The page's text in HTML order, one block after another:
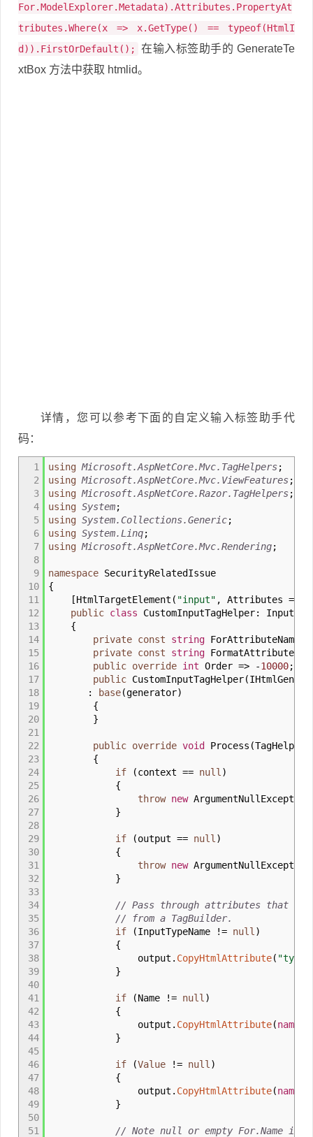
For.ModelExplorer.Metadata).Attributes.PropertyAt
tributes.Where(x => x.GetType() == typeof(HtmlI
d)).FirstOrDefault();
在输入标签助手的 GenerateTe
xtBox 方法中获取 htmlid。
详情，您可以参考下面的自定义输入标签助手代
码：
1
2
3
4
5
6
7
8
9
10
11
12
13
14
15
16
17
18
19
20
21
22
23
24
25
26
27
28
29
30
31
32
33
34
35
36
37
38
39
40
41
42
43
44
45
46
47
48
49
50
51
using Microsoft.AspNetCore.Mvc.TagHelpers;
using Microsoft.AspNetCore.Mvc.ViewFeatures;
using Microsoft.AspNetCore.Razor.TagHelpers;
using System;
using System.Collections.Generic;
using System.Linq;
using Microsoft.AspNetCore.Mvc.Rendering;
namespace SecurityRelatedIssue
{
[HtmlTargetElement ( "input" , Attributes =
public class CustomInputTagHelper:
{
private const string ForAttributeName
private const string
public override int Order => -10000;
public CustomInputTagHelper(
:
base(generator)
{
}
public override void Process (
{
if
(context == null )
{
throw newArgumentNullException
}
if (output == null )
{
throw newArgumentNullException
}
// Pass through attributes that are
// from a TagBuilder.
if
(InputTypeName != null )
{
output . CopyHtmlAttribute( "type"
}
if (Name != null )
{
output . CopyHtmlAttribute(nameof
}
if (Value != null )
{
output . CopyHtmlAttribute(nameof
}
// Note null or empty For.Name is